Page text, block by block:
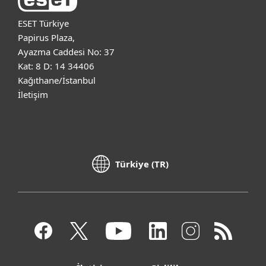
ESET Türkiye
Papirus Plaza,
Ayazma Caddesi No: 37
Kat: 8 D: 14 34406
Kağıthane/İstanbul
İletişim
Türkiye (TR)